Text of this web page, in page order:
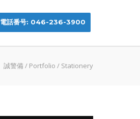
電話番号: 046-236-3900
誠警備/ Portfolio / Stationery